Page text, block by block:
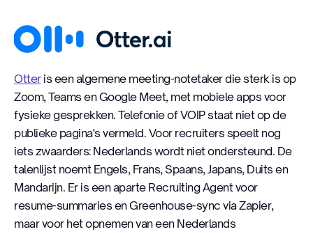
Otteris een algemene meeting-notetaker die sterk is op
Zoom, Teams en Google Meet, met mobiele apps voor
fysieke gesprekken. Telefonie of VOIP staat niet op de
publieke pagina's vermeld. Voor recruiters speelt nog
iets zwaarders: Nederlands wordt niet ondersteund. De
talenlijst noemt Engels, Frans, Spaans, Japans, Duits en
Mandarijn. Er is een aparte Recruiting Agent voor
resume-summaries en Greenhouse-sync via Zapier,
maar voor het opnemen van een Nederlands